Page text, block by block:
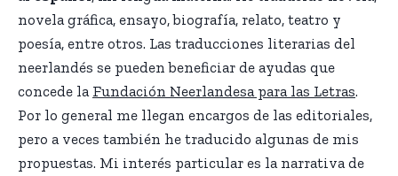
novela gráfica, ensayo, biografía, relato, teatro y
poesía, entre otros. Las traducciones literarias del
neerlandés se pueden beneficiar de ayudas que
concede la Fundación Neerlandesa para las Letras.
Por lo general me llegan encargos de las editoriales,
pero a veces también he traducido algunas de mis
propuestas. Mi interés particular es la narrativa de